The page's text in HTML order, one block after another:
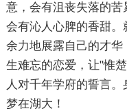
意，会有沮丧失落的
会有沁人心脾的香甜
余力地展露自己的才
生难忘的恋爱，让"惟
人对千年学府的誓言。
梦在湖大！